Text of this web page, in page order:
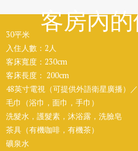
客房內
30平米
入住人數：2人
客床寬度：230cm
客床長度： 200cm
48英寸電視（可提供外語衛星廣播）
毛巾（浴巾，面巾，手巾）
洗髮水，護髮素，沐浴露，洗臉皂
茶具（有機咖啡，有機茶）
礦泉水